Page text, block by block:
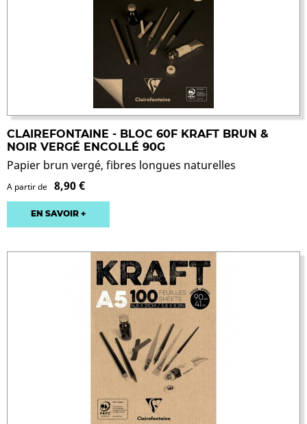
CLAIREFONTAINE - BLOC 60F KRAFT BRUN &
NOIR VERGÉ ENCOLLÉ 90G
Papier brun vergé, fibres longues naturelles
A partir de 8,90 €
EN SAVOIR +